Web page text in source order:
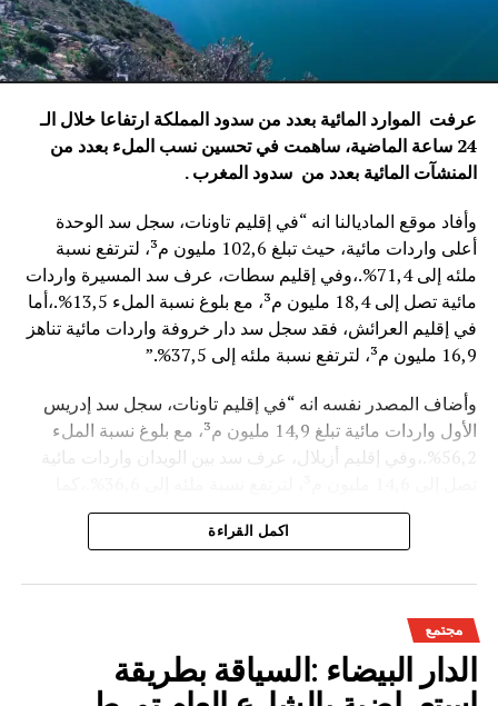
عرفت الموارد المائية بعدد من سدود المملكة ارتفاعا خلال الـ
24 ساعة الماضية، ساهمت في تحسين نسب الملء بعدد من
المنشآت المائية بعدد من سدود المغرب .
وأفاد موقع الماديالنا انه “في إقليم تاونات، سجل سد الوحدة
أعلى واردات مائية، حيث تبلغ 102,6 مليون م³، لترتفع نسبة
ملئه إلى 71,4%.،وفي إقليم سطات، عرف سد المسيرة واردات
مائية تصل إلى 18,4 مليون م³، مع بلوغ نسبة الملء 13,5%.،أما
في إقليم العرائش، فقد سجل سد دار خروفة واردات مائية تناهز
16,9 مليون م³، لترتفع نسبة ملئه إلى 37,5%.”
وأضاف المصدر نفسه انه “في إقليم تاونات، سجل سد إدريس
الأول واردات مائية تبلغ 14,9 مليون م³، مع بلوغ نسبة الملء
56,2%.،وفي إقليم أزيلال، عرف سد بين الويدان واردات مائية
وتعكس هذه المعطيات الأثر الإيجابي على الثروة المائية
الوطنية،والفرشة المئية عموما ووقعها الايجابي على الفلاحة بعد
سنوات الجفاف .
اكمل القراءة
مجتمع
الدار البيضاء :السياقة بطريقة